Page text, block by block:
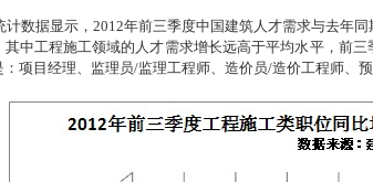
数据显示， 2012年前三季度中国建筑人才需求与去年同
其中工程施工领域的人才需求增长远高于平均水平，前
项目经理、监理员/监理工程师、造价员/造价工程师、